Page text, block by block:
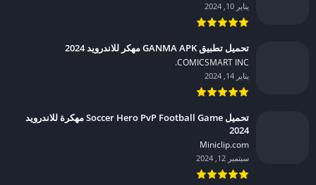
يناير 10, 2024
تحميل تطبيق GANMA APK مهكر للاندرويد 2024
COMICSMART INC.‏
يناير 14, 2024
تحميل Soccer Hero PvP Football Game مهكرة للاندرويد
2024
Miniclip.com‏
سبتمبر 12, 2024